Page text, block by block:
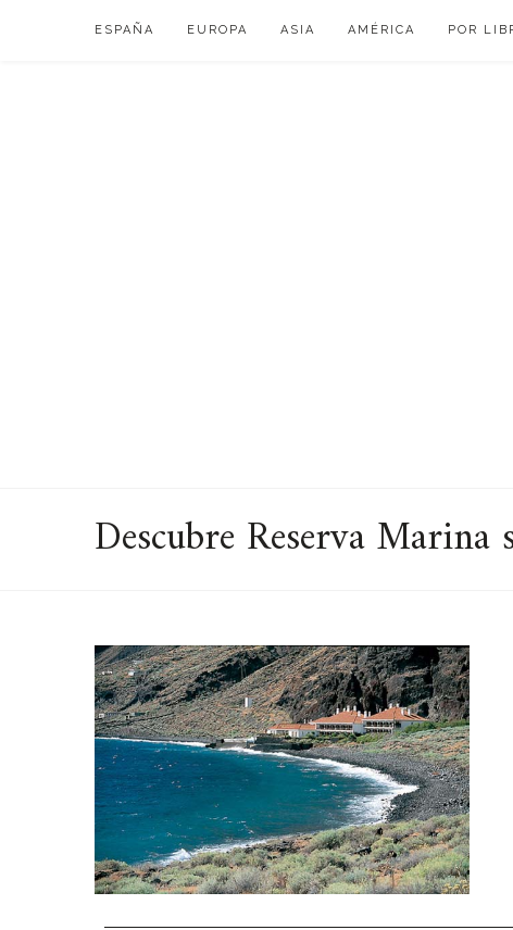
ESPAÑA EUROPA ASIA AMÉRICA POR
Descubre Reserva Marina